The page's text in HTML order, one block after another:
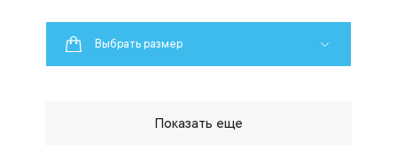
Выбрать размер
Показать еще